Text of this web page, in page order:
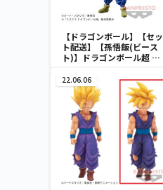
【ドラゴンボール】【セッ
ト配送】【孫悟飯(ビース
ト)】ドラゴンボール超 ス
飯(ビースト)-
22.06.06